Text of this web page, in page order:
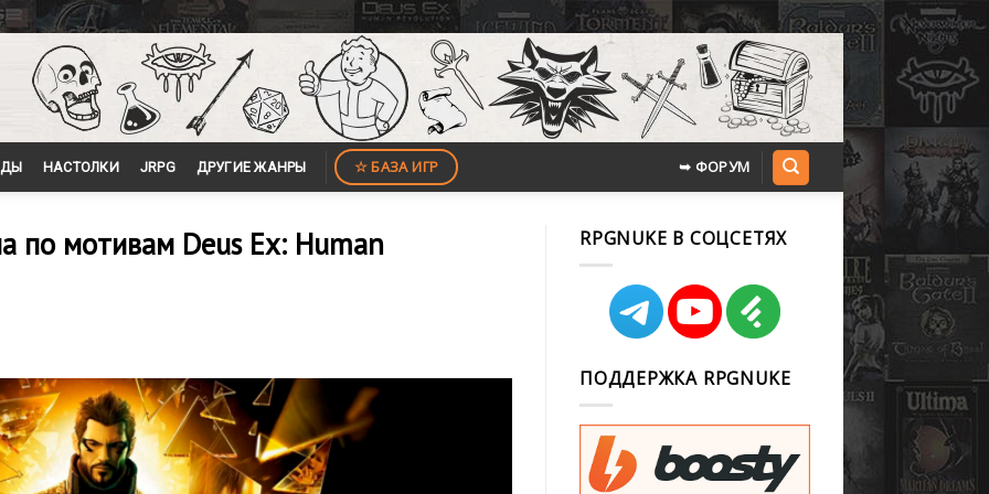
НАСТОЛКИ JRPG ДРУГИЕ ЖАНРЫ ☆ БАЗА ИГР ➥ ФОРУМ
по мотивам Deus Ex: Human
RPGNUKE В СОЦСЕТЯХ
ПОДДЕРЖКА RPGNUKE